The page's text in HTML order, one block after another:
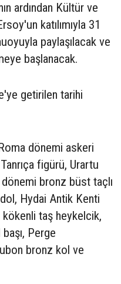
ardından Kültür ve
katılımıyla 31
paylaşılacak ve
başlanacak.
getirilen tarihi
dönemi askeri
figürü, Urartu
bronz büst taçlı
Hydai Antik Kenti
taş heykelcik,
Perge
bronz kol ve